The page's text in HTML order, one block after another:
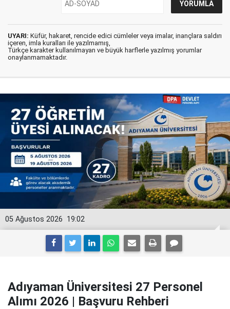
UYARI: Küfür, hakaret, rencide edici cümleler veya imalar, inançlara saldırı
içeren, imla kuralları ile yazılmamış,
Türkçe karakter kullanılmayan ve büyük harflerle yazılmış yorumlar
onaylanmamaktadır.
19:02
05 Ağustos 2026
Adıyaman Üniversitesi 27 Personel
Alımı 2026 | Başvuru Rehberi